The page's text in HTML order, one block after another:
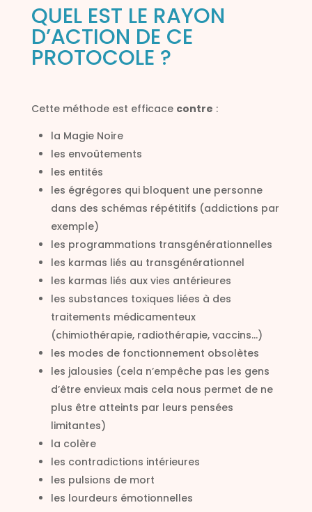
QUEL EST LE RAYON
D’ACTION DE CE
PROTOCOLE ?
Cette méthode est efficace contre :
la Magie Noire
les envoûtements
les entités
les égrégores qui bloquent une personne
dans des schémas répétitifs (addictions par
exemple)
les programmations transgénérationnelles
les karmas liés au transgénérationnel
les karmas liés aux vies antérieures
les substances toxiques liées à des
traitements médicamenteux
(chimiothérapie, radiothérapie, vaccins…)
les modes de fonctionnement obsolètes
les jalousies (cela n’empêche pas les gens
d’être envieux mais cela nous permet de ne
plus être atteints par leurs pensées
limitantes)
la colère
les contradictions intérieures
les pulsions de mort
les lourdeurs émotionnelles